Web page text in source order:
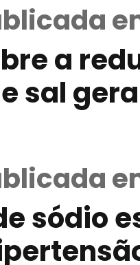
a
sal
sódio